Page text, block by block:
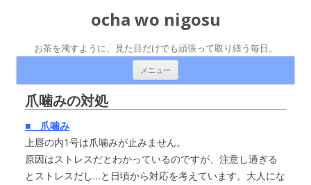
ocha wo nigosu
お茶を濁すように、見た目だけでも頑張って取り繕う毎日。
メニュー
爪噛みの対処
■ 爪噛み
上唇の内1号は爪噛みが止みません。
原因はストレスだとわかっているのですが、注意し過ぎる
とストレスだし…と日頃から対応を考えています。大人にな